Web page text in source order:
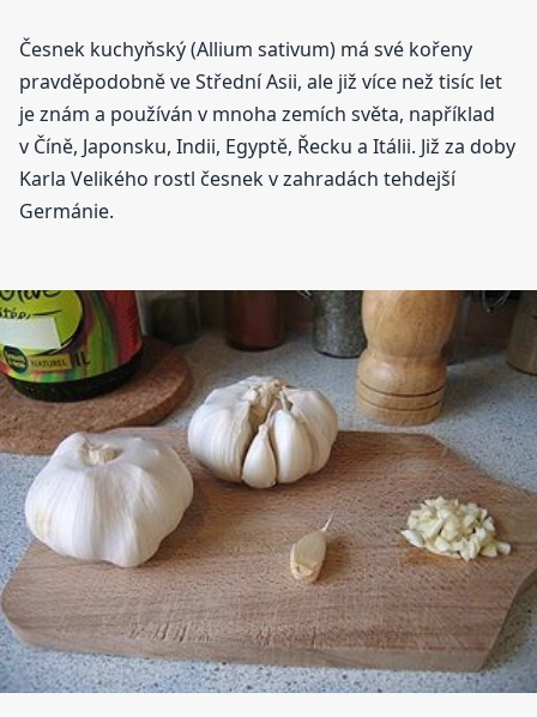
Česnek kuchyňský (Allium sativum) má své kořeny
pravděpodobně ve Střední Asii, ale již více než tisíc let
je znám a používán v mnoha zemích světa, například
v Číně, Japonsku, Indii, Egyptě, Řecku a Itálii. Již za doby
Karla Velikého rostl česnek v zahradách tehdejší
Germánie.